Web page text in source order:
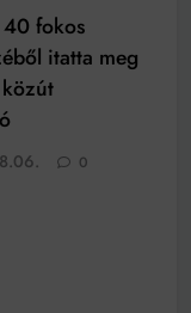
fokos
itatta meg
0